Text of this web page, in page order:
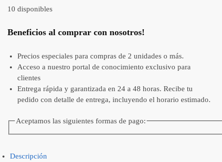
10 disponibles
Beneficios al comprar con nosotros!
Precios especiales para compras de 2 unidades o más.
Acceso a nuestro portal de conocimiento exclusivo para
clientes
Entrega rápida y garantizada en 24 a 48 horas. Recibe tu
pedido con detalle de entrega, incluyendo el horario estimado.
Aceptamos las siguientes formas de pago:
Descripción